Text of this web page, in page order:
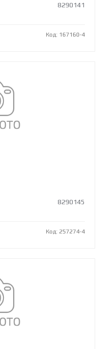
8290141
Код: 167160-4
8290145
Код: 257274-4